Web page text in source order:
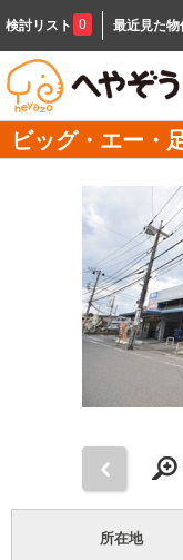
検討リスト 0 最近見た物
ビッグ・エー・
所在地